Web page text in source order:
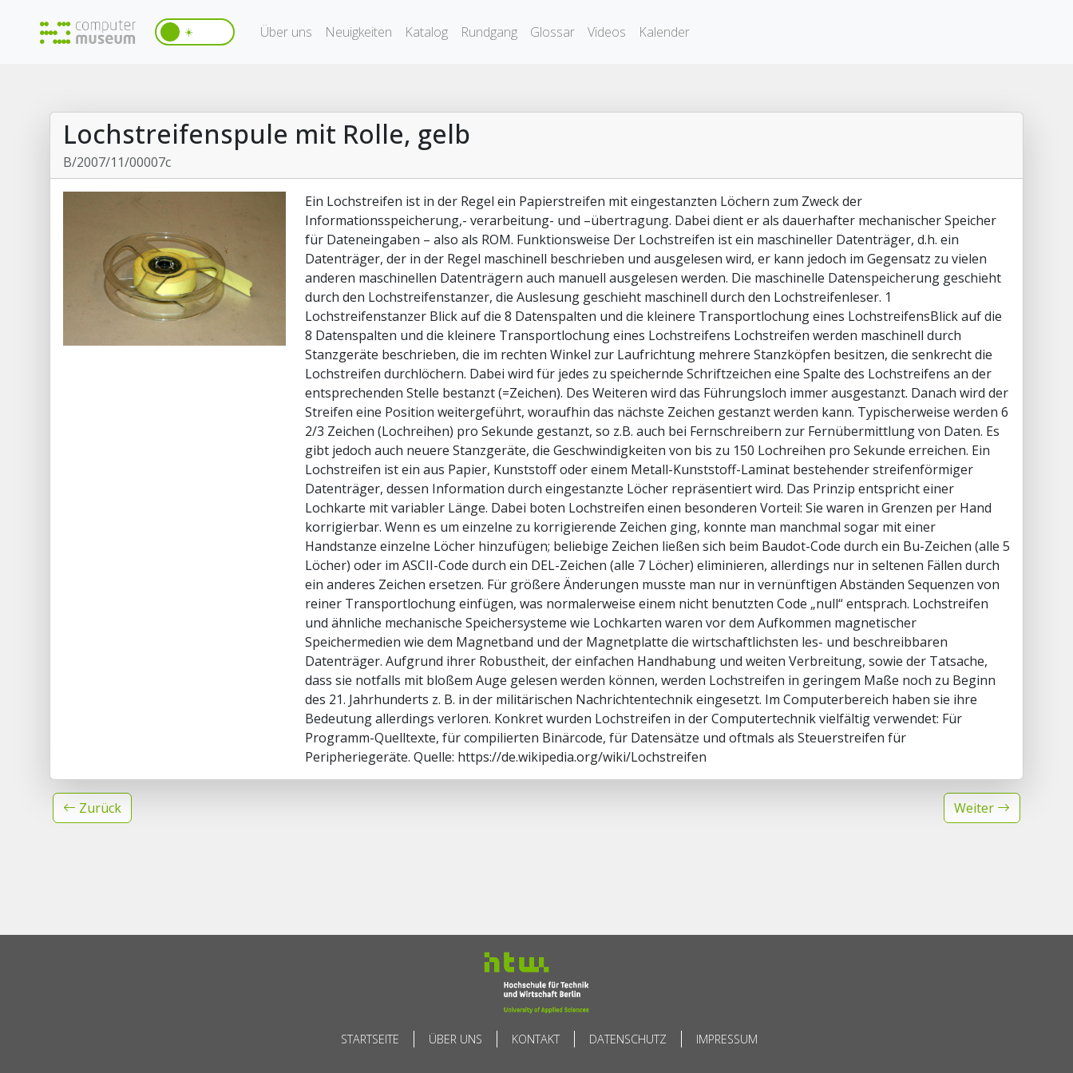
☀️ Über uns Neuigkeiten Katalog Rundgang Glossar Videos Kalender
Lochstreifenspule mit Rolle, gelb
B/2007/11/00007c
Ein Lochstreifen ist in der Regel ein Papierstreifen mit eingestanzten Löchern zum Zweck der
Informationsspeicherung,- verarbeitung- und –übertragung. Dabei dient er als dauerhafter mechanischer Speicher
für Dateneingaben – also als ROM. Funktionsweise Der Lochstreifen ist ein maschineller Datenträger, d.h. ein
Datenträger, der in der Regel maschinell beschrieben und ausgelesen wird, er kann jedoch im Gegensatz zu vielen
anderen maschinellen Datenträgern auch manuell ausgelesen werden. Die maschinelle Datenspeicherung geschieht
durch den Lochstreifenstanzer, die Auslesung geschieht maschinell durch den Lochstreifenleser. 1
Lochstreifenstanzer Blick auf die 8 Datenspalten und die kleinere Transportlochung eines LochstreifensBlick auf die
8 Datenspalten und die kleinere Transportlochung eines Lochstreifens Lochstreifen werden maschinell durch
Stanzgeräte beschrieben, die im rechten Winkel zur Laufrichtung mehrere Stanzköpfen besitzen, die senkrecht die
Lochstreifen durchlöchern. Dabei wird für jedes zu speichernde Schriftzeichen eine Spalte des Lochstreifens an der
entsprechenden Stelle bestanzt (=Zeichen). Des Weiteren wird das Führungsloch immer ausgestanzt. Danach wird der
Streifen eine Position weitergeführt, woraufhin das nächste Zeichen gestanzt werden kann. Typischerweise werden 6
2/3 Zeichen (Lochreihen) pro Sekunde gestanzt, so z.B. auch bei Fernschreibern zur Fernübermittlung von Daten. Es
gibt jedoch auch neuere Stanzgeräte, die Geschwindigkeiten von bis zu 150 Lochreihen pro Sekunde erreichen. Ein
Lochstreifen ist ein aus Papier, Kunststoff oder einem Metall-Kunststoff-Laminat bestehender streifenförmiger
Datenträger, dessen Information durch eingestanzte Löcher repräsentiert wird. Das Prinzip entspricht einer
Lochkarte mit variabler Länge. Dabei boten Lochstreifen einen besonderen Vorteil: Sie waren in Grenzen per Hand
korrigierbar. Wenn es um einzelne zu korrigierende Zeichen ging, konnte man manchmal sogar mit einer
Handstanze einzelne Löcher hinzufügen; beliebige Zeichen ließen sich beim Baudot-Code durch ein Bu-Zeichen (alle 5
Löcher) oder im ASCII-Code durch ein DEL-Zeichen (alle 7 Löcher) eliminieren, allerdings nur in seltenen Fällen durch
ein anderes Zeichen ersetzen. Für größere Änderungen musste man nur in vernünftigen Abständen Sequenzen von
reiner Transportlochung einfügen, was normalerweise einem nicht benutzten Code „null“ entsprach. Lochstreifen
und ähnliche mechanische Speichersysteme wie Lochkarten waren vor dem Aufkommen magnetischer
Speichermedien wie dem Magnetband und der Magnetplatte die wirtschaftlichsten les- und beschreibbaren
Datenträger. Aufgrund ihrer Robustheit, der einfachen Handhabung und weiten Verbreitung, sowie der Tatsache,
dass sie notfalls mit bloßem Auge gelesen werden können, werden Lochstreifen in geringem Maße noch zu Beginn
des 21. Jahrhunderts z. B. in der militärischen Nachrichtentechnik eingesetzt. Im Computerbereich haben sie ihre
Bedeutung allerdings verloren. Konkret wurden Lochstreifen in der Computertechnik vielfältig verwendet: Für
Programm-Quelltexte, für compilierten Binärcode, für Datensätze und oftmals als Steuerstreifen für
Peripheriegeräte. Quelle: https://de.wikipedia.org/wiki/Lochstreifen
Zurück Weiter
STARTSEITE ÜBER UNS KONTAKT DATENSCHUTZ IMPRESSUM